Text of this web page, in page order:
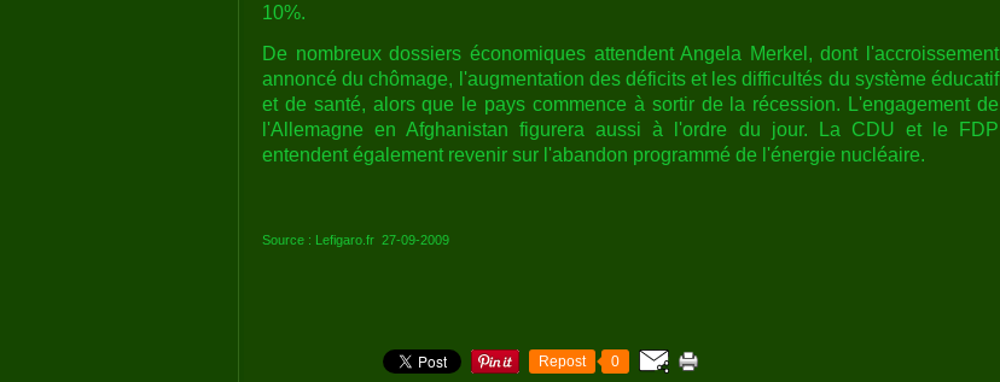
10%.
De nombreux dossiers économiques attendent Angela Merkel, dont l'accroissement
annoncé du chômage, l'augmentation des déficits et les difficultés du système éducatif
et de santé, alors que le pays commence à sortir de la récession. L'engagement de
l'Allemagne en Afghanistan figurera aussi à l'ordre du jour. La CDU et le FDP
entendent également revenir sur l'abandon programmé de l'énergie nucléaire.
Source : Lefigaro.fr 27-09-2009
Repost 0